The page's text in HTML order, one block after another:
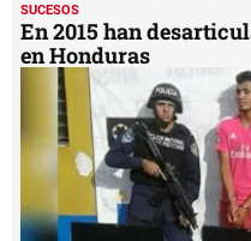
SUCESOS
En 2015 han
en Honduras